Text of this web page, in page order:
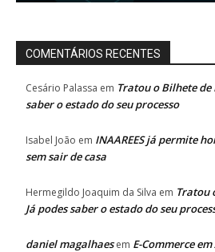
COMENTÁRIOS RECENTES
Cesário Palassa em Tratou o Bilhete de
saber o estado do seu processo
Isabel João em INAAREES já permite
sem sair de casa
Hermegildo Joaquim da Silva em Tratou
Já podes saber o estado do seu
daniel magalhaesem E-Commerce